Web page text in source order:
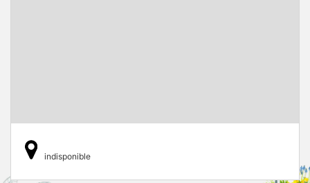
indisponible